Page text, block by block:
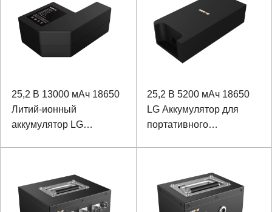
25,2 В 13000 мАч 18650
Литий-ионный
аккумулятор LG
25,2 В 5200 мАч 18650
LG Аккумулятор для
портативного